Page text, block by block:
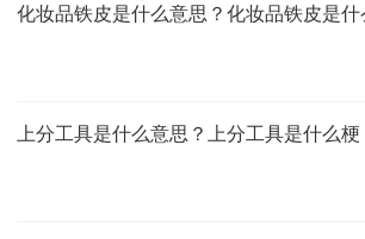
化妆品铁皮是什么意思？化妆品铁皮是什
上分工具是什么意思？上分工具是什么梗